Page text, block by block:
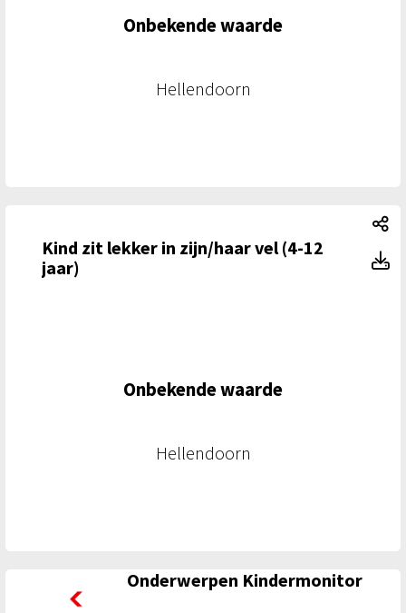
Hellendoorn
Onbekende waarde
Kind zit lekker in zijn/haar vel (4-12
jaar)
Hellendoorn
Onbekende waarde
Onderwerpen Kindermonitor
Onderwerpen Kindermonitor